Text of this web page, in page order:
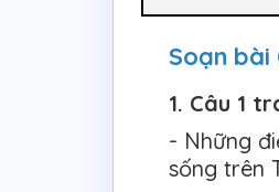
Soạn
1. Câu 1
- Những
sống trên